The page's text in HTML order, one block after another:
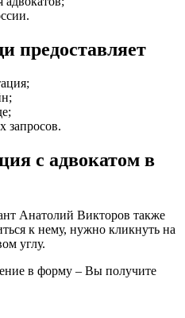
предоставляет
;
;
;
запросов.
с адвокатом в
Анатолий Викторов также
к нему, нужно кликнуть на
углу.
в форму – Вы получите